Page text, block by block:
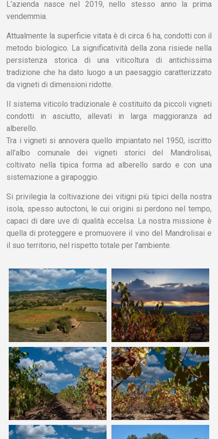
L’azienda nasce nel 2019, nello stesso anno la prima
vendemmia.
Attualmente la superficie vitata è di circa 6 ha, condotti con il
metodo biologico. La significatività della zona risiede nella
persistenza storica di una viticoltura di antichissima
tradizione che ha dato luogo a un paesaggio caratterizzato
da vigneti di dimensioni ridotte.
Il sistema viticolo tradizionale è costituito da piccoli vigneti
condotti in asciutto, allevati in larga maggioranza ad
alberello.
Tra i vigneti si annovera quello impiantato nel 1950, iscritto
all’albo comunale dei vigneti storici del Mandrolisai,
coltivato nella tipica forma ad alberello sardo e con una
sistemazione a girapoggio.
Si privilegia la coltivazione dei vitigni più tipici della nostra
isola, spesso autoctoni, le cui origini si perdono nel tempo,
capaci di dare uve di qualità eccelsa. La nostra missione è
quella di proteggere e promuovere il vino del Mandrolisai e
il suo territorio, nel rispetto totale per l’ambiente.